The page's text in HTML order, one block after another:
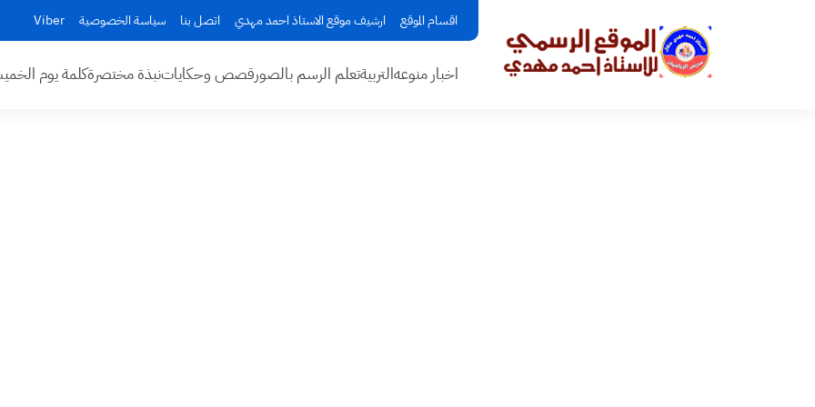
اقسام الموقع ارشيف موقع الاستاذ احمد مهدي اتصل بنا سياسة الخصوصية Viber
اخبار منوعهالتربيةتعلم الرسم بالصورقصص وحكاياتنبذة مختصرةكلمة يوم